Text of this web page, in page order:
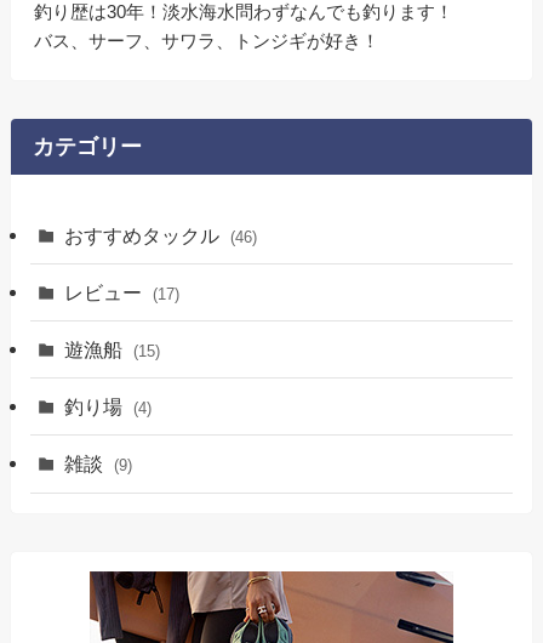
釣り歴は30年！淡水海水問わずなんでも釣ります！
バス、サーフ、サワラ、トンジギが好き！
カテゴリー
おすすめタックル (46)
レビュー (17)
遊漁船 (15)
釣り場 (4)
雑談 (9)